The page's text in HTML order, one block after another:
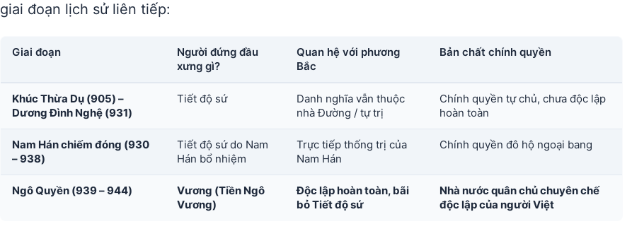
giai đoạn lịch sử liên tiếp:
Giai đoạn
Người đứng đầu
xưng gì?
Quan hệ với phương
Bắc
Bản chất chính quyền
Khúc Thừa Dụ (905) –
Dương Đình Nghệ (931)
Tiết độ sứ
Danh nghĩa vẫn thuộc
nhà Đường / tự trị
Chính quyền tự chủ, chưa độc lập
hoàn toàn
Nam Hán chiếm đóng (930
– 938)
Tiết độ sứ do Nam
Hán bổ nhiệm
Trực tiếp thống trị của
Nam Hán
Chính quyền đô hộ ngoại bang
Ngô Quyền (939 – 944)
Vương (Tiền Ngô
Vương)
Độc lập hoàn toàn, bãi
bỏ Tiết độ sứ
Nhà nước quân chủ chuyên chế
độc lập của người Việt